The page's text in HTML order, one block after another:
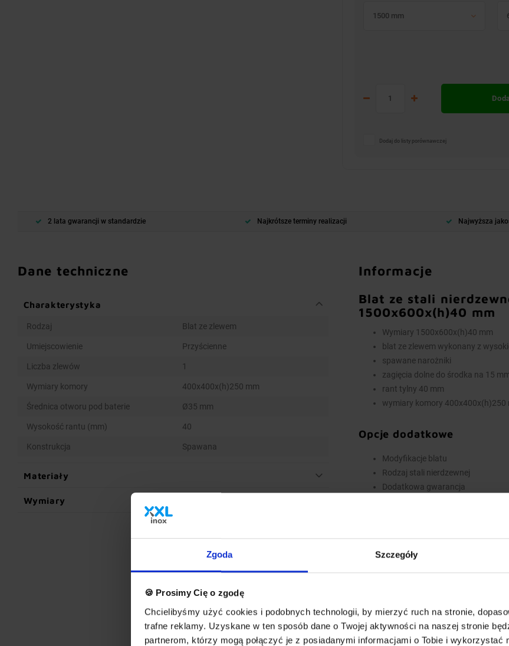
Zgoda Szczegóły
🍪 Prosimy Cię o zgodę
Chcielibyśmy użyć cookies i podobnych technologii, by mierzyć ruch na stronie,
trafne reklamy. Uzyskane w ten sposób dane o Twojej aktywności na naszej stronie
partnerom, którzy mogą połączyć je z posiadanymi informacjami o Tobie i wykorzystać
1500 mm
Dodaj do listy porównawczej
2 lata gwarancji w standardzie Najkrótsze terminy realizacji Najwyższa
Dane techniczne
Charakterystyka
Rodzaj Blat ze zlewem
Umiejscowienie Przyścienne
Liczba zlewów 1
Wymiary komory 400x400x(h)250 mm
Średnica otworu pod baterie Ø35 mm
Wysokość rantu (mm) 40
Konstrukcja Spawana
Materiały
Wymiary
Informacje
Blat ze stali
1500x600x(h)40 mm
Wymiary 1500x600x(h)40 mm
blat ze zlewem wykonany z
spawane narożniki
zagięcia dolne do środka na 15
rant tylny 40 mm
wymiary komory 400x400x(h)250
Opcje dodatkowe
Modyfikacje blatu
Rodzaj stali nierdzewnej
Dodatkowa gwarancja
Wyposażenie dodatkowe dostępne za
do koszyka. W przypadku
Wieloletnie doświadczenie oraz
standardów produkcji, oraz
Całość procesu produkcji od ciecia